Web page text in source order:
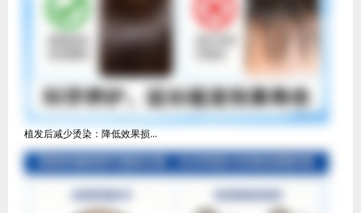
植发后减少烫染：降低效果损...